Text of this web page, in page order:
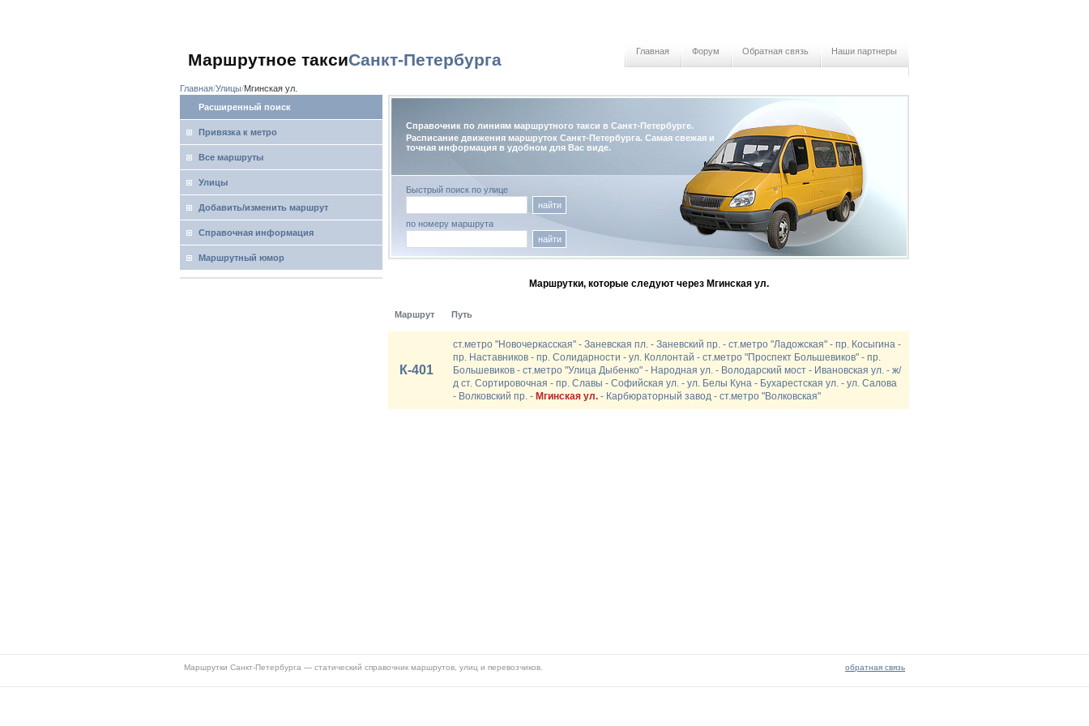
Маршрутное таксиСанкт-Петербурга Главная Форум Обратная связь Наши партнеры
Главная Улицы Мгинская ул.
Расширенный поиск
Привязка к метро
Все маршруты
Улицы
Добавить/изменить маршрут
Справочная информация
Маршрутный юмор
Справочник по линиям маршрутного такси в Санкт-Петербурге.
Расписание движения маршруток Санкт-Петербурга. Самая свежая и
точная информация в удобном для Вас виде.
Быстрый поиск по улице
найти
по номеру маршрута
найти
Маршрутки, которые следуют через Мгинская ул.
Маршрут Путь
К-401
ст.метро "Новочеркасская" - Заневская пл. - Заневский пр. - ст.метро "Ладожская" - пр. Косыгина -
пр. Наставников - пр. Солидарности - ул. Коллонтай - ст.метро "Проспект Большевиков" - пр.
Большевиков - ст.метро "Улица Дыбенко" - Народная ул. - Володарский мост - Ивановская ул. - ж/
д ст. Сортировочная - пр. Славы - Софийская ул. - ул. Белы Куна - Бухарестская ул. - ул. Салова
- Волковский пр. - Мгинская ул. - Карбюраторный завод - ст.метро "Волковская"
Маршрутки Санкт-Петербурга — статический справочник маршрутов, улиц и перевозчиков. обратная связь